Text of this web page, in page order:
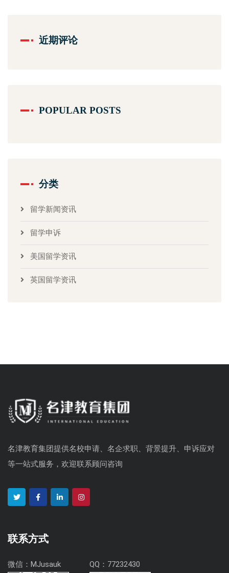
近期评论
POPULAR POSTS
分类
留学新闻资讯
留学申诉
美国留学资讯
英国留学资讯
名津教育集团提供名校申请、名企求职、背景提升、申诉应对
等一站式服务，欢迎联系顾问咨询
联系方式
微信：MJusauk QQ：77232430